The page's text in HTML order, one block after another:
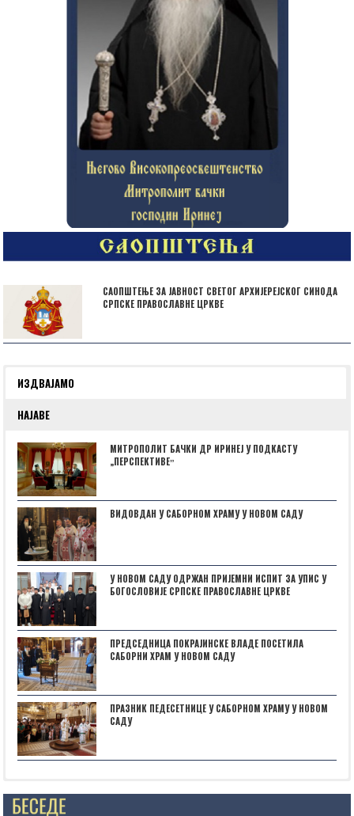
САОПШТЕЊЕ ЗА ЈАВНОСТ СВЕТОГ АРХИЈЕРЕЈСКОГ СИНОДА
СРПСКЕ ПРАВОСЛАВНЕ ЦРКВЕ
ИЗДВАЈАМО
НАЈАВЕ
МИТРОПОЛИТ БАЧКИ ДР ИРИНЕЈ У ПОДКАСТУ
„ПЕРСПЕКТИВЕˮ
ВИДОВДАН У САБОРНОМ ХРАМУ У НОВОМ САДУ
У НОВОМ САДУ ОДРЖАН ПРИЈЕМНИ ИСПИТ ЗА УПИС У
БОГОСЛОВИЈЕ СРПСКЕ ПРАВОСЛАВНЕ ЦРКВЕ
ПРЕДСЕДНИЦА ПОКРАЈИНСКЕ ВЛАДЕ ПОСЕТИЛА
САБОРНИ ХРАМ У НОВОМ САДУ
ПРАЗНИК ПЕДЕСЕТНИЦЕ У САБОРНОМ ХРАМУ У НОВОМ
САДУ
Posts not found